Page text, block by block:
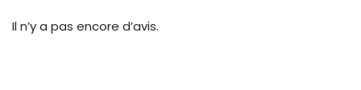
Il n’y a pas encore d’avis.